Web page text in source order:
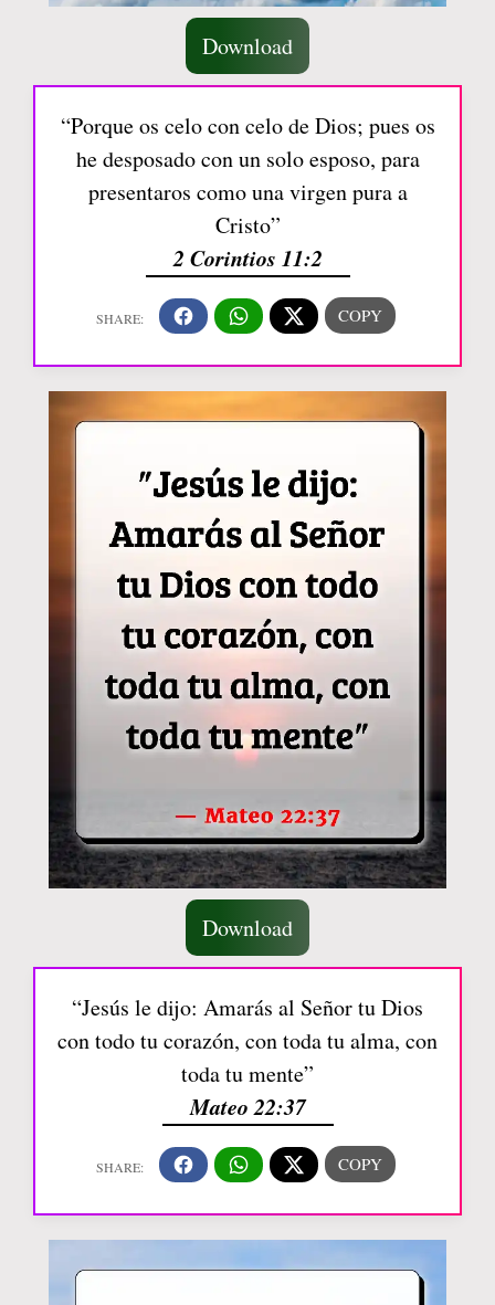
Download
“Porque os celo con celo de Dios; pues os
he desposado con un solo esposo, para
presentaros como una virgen pura a
Cristo”
2 Corintios 11:2
Download
“Jesús le dijo: Amarás al Señor tu Dios
con todo tu corazón, con toda tu alma, con
toda tu mente”
Mateo 22:37